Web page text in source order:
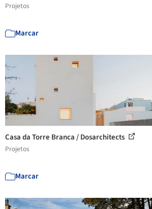
Projetos
Marcar
Casa da Torre Branca / Dosarchitects
Projetos
Marcar